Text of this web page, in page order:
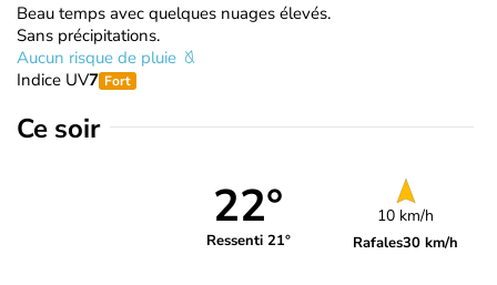
Beau temps avec quelques nuages élevés.
Sans précipitations.
Aucun risque de pluie
Indice UV7 Fort
Ce soir
22°
Ressenti 21°
10 km/h
Rafales30 km/h